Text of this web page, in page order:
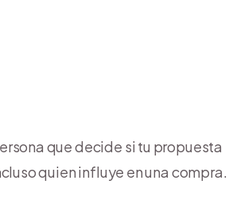
que decide si tu propuesta
quien influye en una compra.